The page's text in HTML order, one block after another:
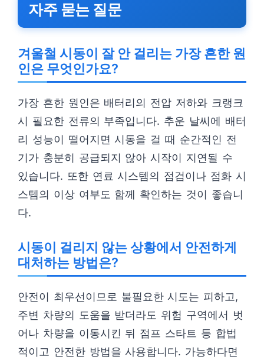
자주 묻는 질문
겨울철 시동이 잘 안 걸리는 가장 흔한 원
인은 무엇인가요?
가장 흔한 원인은 배터리의 전압 저하와 크랭크
시 필요한 전류의 부족입니다. 추운 날씨에 배터
리 성능이 떨어지면 시동을 걸 때 순간적인 전
기가 충분히 공급되지 않아 시작이 지연될 수
있습니다. 또한 연료 시스템의 점검이나 점화 시
스템의 이상 여부도 함께 확인하는 것이 좋습니
다.
시동이 걸리지 않는 상황에서 안전하게
대처하는 방법은?
안전이 최우선이므로 불필요한 시도는 피하고,
주변 차량의 도움을 받더라도 위험 구역에서 벗
어나 차량을 이동시킨 뒤 점프 스타트 등 합법
적이고 안전한 방법을 사용합니다. 가능하다면